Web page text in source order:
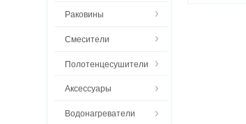
Раковины
Смесители
Полотенцесушители
Аксессуары
Водонагреватели